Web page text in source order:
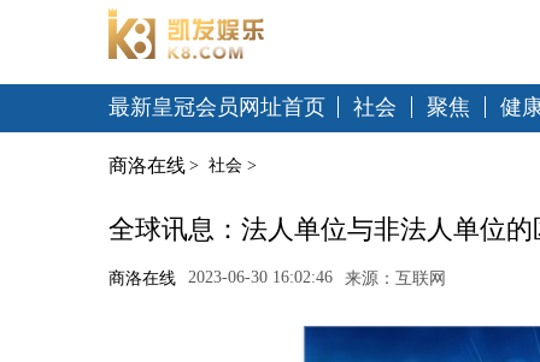
最新皇冠会员网址首页 社会 聚焦 健
商洛在线 > 社会 >
全球讯息：法人单位与非法人单位
商洛在线 2023-06-30 16:02:46 来源：互联网